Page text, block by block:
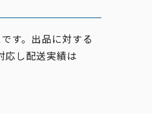
す。出品に対する
応し配送実績は